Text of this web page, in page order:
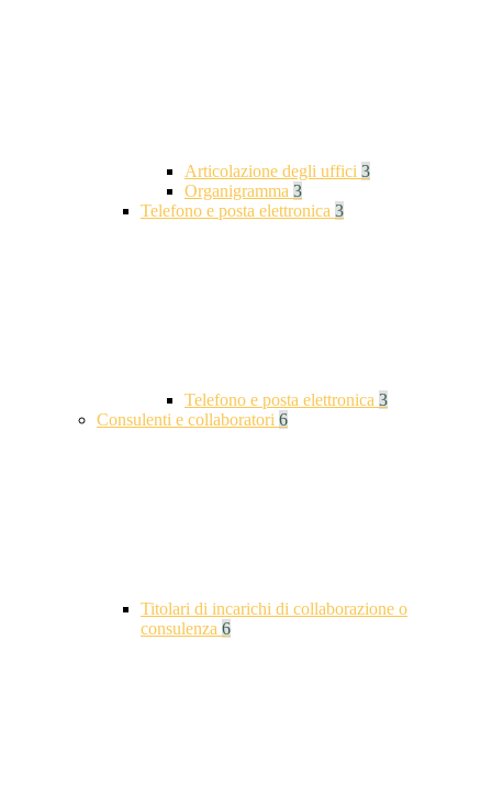
Articolazione degli uffici 3
Organigramma 3
Telefono e posta elettronica 3
Telefono e posta elettronica 3
Consulenti e collaboratori 6
Titolari di incarichi di collaborazione o
consulenza 6